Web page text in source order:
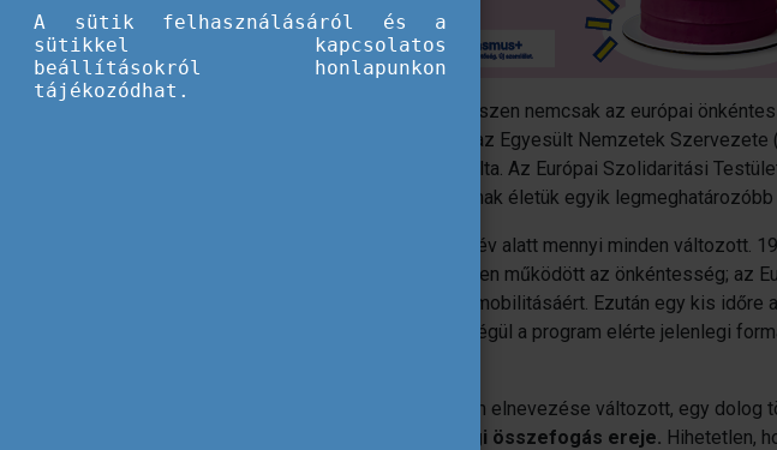
2026 több szempontból is mérföldkő, hiszen nemcsak az európai
jelentőségteljes momentumhoz, hanem az Egyesült Nemzetek
dedikálta. Az Európai Szolidaritási
segíti a fiatalokat abban, hogy belevágjanak életük egyik legmeghatározóbb
Belegondolni is izgalmas, hogy harminc év alatt mennyi minden változott.
például még egy másik program keretében működött az önkéntesség; az
(EVS) felelt az önkéntesek nemzetközi mobilitásáért. Ezután egy kis időre
otthonra az európai önkéntesség, még végül a program elérte jelenlegi
Noha az önkéntességért felelős program elnevezése változott, egy dolog
közösségi összefogás ereje. Hihetetlen,
A sütik felhasználásáról és a
sütikkel kapcsolatos
beállításokról honlapunkon
tájékozódhat.